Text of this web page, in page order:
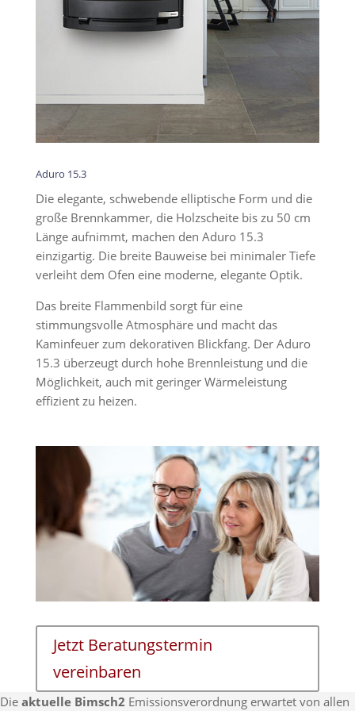
Aduro 15.3
Die elegante, schwebende elliptische Form und die
große Brennkammer, die Holzscheite bis zu 50 cm
Länge aufnimmt, machen den Aduro 15.3
einzigartig. Die breite Bauweise bei minimaler Tiefe
verleiht dem Ofen eine moderne, elegante Optik.
Das breite Flammenbild sorgt für eine
stimmungsvolle Atmosphäre und macht das
Kaminfeuer zum dekorativen Blickfang. Der Aduro
15.3 überzeugt durch hohe Brennleistung und die
Möglichkeit, auch mit geringer Wärmeleistung
effizient zu heizen.
Jetzt Beratungstermin
vereinbaren
Die aktuelle Bimsch2 Emissionsverordnung erwartet von allen